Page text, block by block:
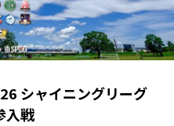
シャイニングリーグ
入戦